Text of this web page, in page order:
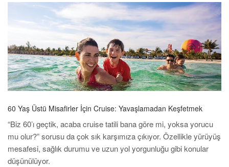
60 Yaş Üstü Misafirler İçin Cruise: Yavaşlamadan Keşfetmek
“Biz 60’ı geçtik, acaba cruise tatili bana göre mi, yoksa yorucu
mu olur?” sorusu da çok sık karşımıza çıkıyor. Özellikle yürüyüş
mesafesi, sağlık durumu ve uzun yol yorgunluğu gibi konular
düşünülüyor.